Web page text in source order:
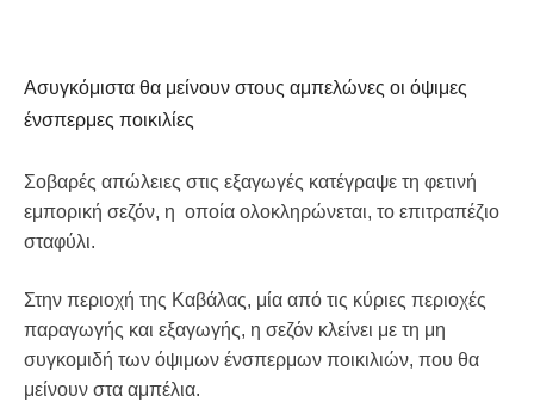
Ασυγκόμιστα θα μείνουν στους αμπελώνες οι όψιμες
ένσπερμες ποικιλίες
Σοβαρές απώλειες στις εξαγωγές κατέγραψε τη φετινή
εμπορική σεζόν, η οποία ολοκληρώνεται, το επιτραπέζιο
σταφύλι.
Στην περιοχή της Καβάλας, μία από τις κύριες περιοχές
παραγωγής και εξαγωγής, η σεζόν κλείνει με τη μη
συγκομιδή των όψιμων ένσπερμων ποικιλιών, που θα
μείνουν στα αμπέλια.